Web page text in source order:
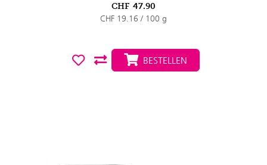
CHF 47.90
CHF 19.16 / 100 g
BESTELLEN